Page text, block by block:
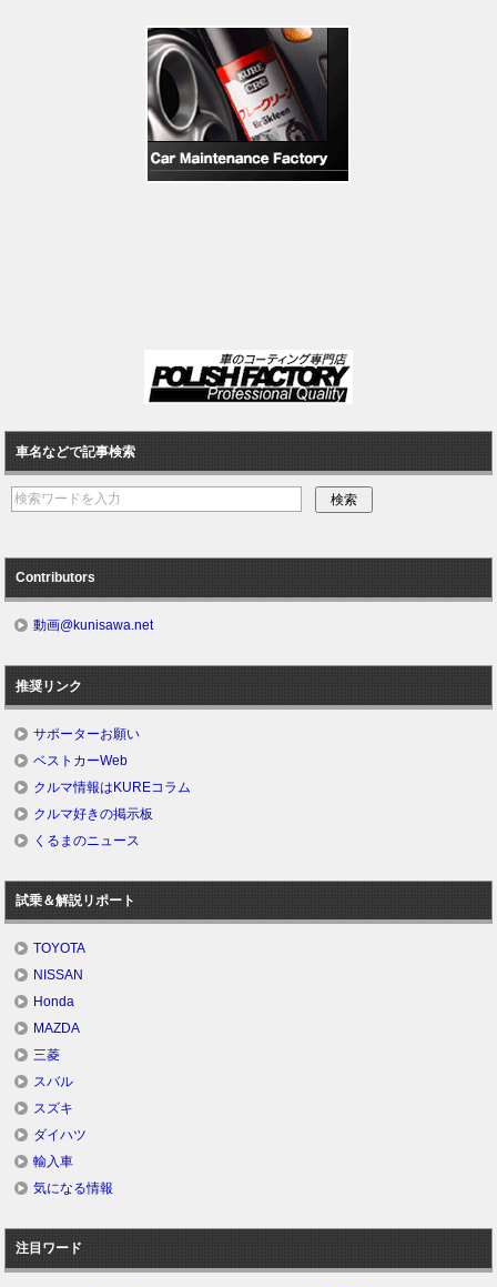
車名などで記事検索
Contributors
動画@kunisawa.net
推奨リンク
サポーターお願い
ベストカーWeb
クルマ情報はKUREコラム
クルマ好きの掲示板
くるまのニュース
試乗＆解説リポート
TOYOTA
NISSAN
Honda
MAZDA
三菱
スバル
スズキ
ダイハツ
輸入車
気になる情報
注目ワード